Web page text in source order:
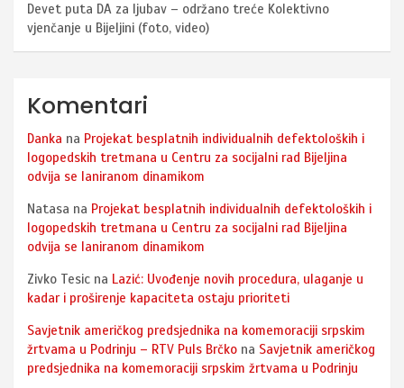
Devet puta DA za ljubav – održano treće Kolektivno
vjenčanje u Bijeljini (foto, video)
Komentari
Danka na Projekat besplatnih individualnih defektoloških i
logopedskih tretmana u Centru za socijalni rad Bijeljina
odvija se laniranom dinamikom
Natasa na Projekat besplatnih individualnih defektoloških i
logopedskih tretmana u Centru za socijalni rad Bijeljina
odvija se laniranom dinamikom
Zivko Tesic na Lazić: Uvođenje novih procedura, ulaganje u
kadar i proširenje kapaciteta ostaju prioriteti
Savjetnik američkog predsjednika na komemoraciji srpskim
žrtvama u Podrinju – RTV Puls Brčko na Savjetnik američkog
predsjednika na komemoraciji srpskim žrtvama u Podrinju